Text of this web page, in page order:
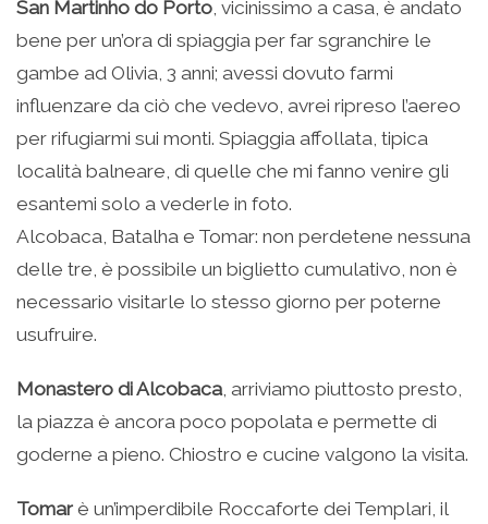
San Martinho do Porto , vicinissimo a casa, è andato
bene per un’ora di spiaggia per far sgranchire le
gambe ad Olivia, 3 anni; avessi dovuto farmi
influenzare da ciò che vedevo, avrei ripreso l’aereo
per rifugiarmi sui monti. Spiaggia affollata, tipica
località balneare, di quelle che mi fanno venire gli
esantemi solo a vederle in foto.
Alcobaca, Batalha e Tomar: non perdetene nessuna
delle tre, è possibile un biglietto cumulativo, non è
necessario visitarle lo stesso giorno per poterne
usufruire.
Monastero di Alcobaca, arriviamo piuttosto presto,
la piazza è ancora poco popolata e permette di
goderne a pieno. Chiostro e cucine valgono la visita.
Tomar è un’imperdibile Roccaforte dei Templari, il